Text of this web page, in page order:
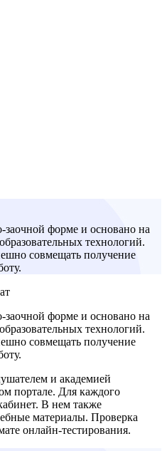
форме и основано на
технологий.
совмещать получение
форме и основано на
технологий.
совмещать получение
и академией
портале. Для каждого
В нем также
материалы. Проверка
онлайн-тестирования.